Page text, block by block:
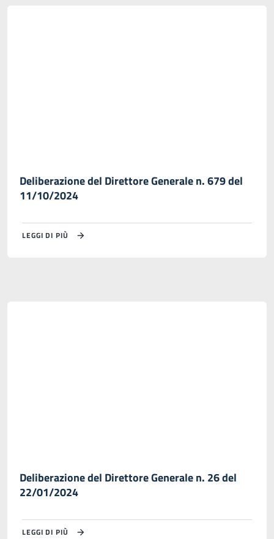
Deliberazione del Direttore Generale n. 679 del
11/10/2024
LEGGI DI PIÙ
Deliberazione del Direttore Generale n. 26 del
22/01/2024
LEGGI DI PIÙ